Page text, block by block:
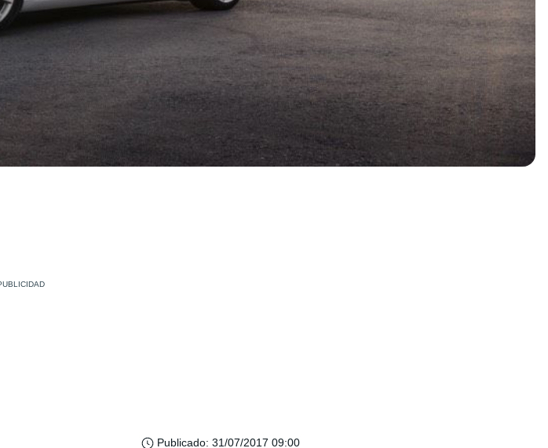
Publicado: 31/07/2017 09:00